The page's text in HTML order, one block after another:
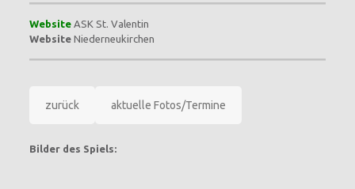
WebsiteASK St. Valentin
WebsiteNiederneukirchen
zurück aktuelle Fotos/Termine
Bilder des Spiels: